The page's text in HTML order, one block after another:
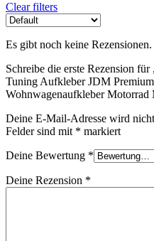
Clear filters
Es gibt noch keine Rezensionen.
Schreibe die erste Rezension
Tuning Aufkleber JDM
Wohnwagenaufkleber Motorrad
Deine E-Mail-Adresse wird
Felder sind mit * markiert
Deine Bewertung *
Deine Rezension *